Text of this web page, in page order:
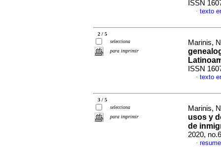
ISSN
· texto
2 / 5
selecciona
para imprimir
Marinis,
ISSN
· texto
3 / 5
selecciona
para imprimir
Marinis,
usos y
de
2020,
·